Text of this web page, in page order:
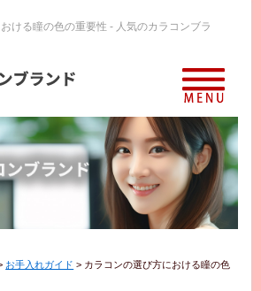
ける瞳の色の重要性 - 人気のカラコンブラ
お手入れガイド > カラコンの選び方における瞳の色